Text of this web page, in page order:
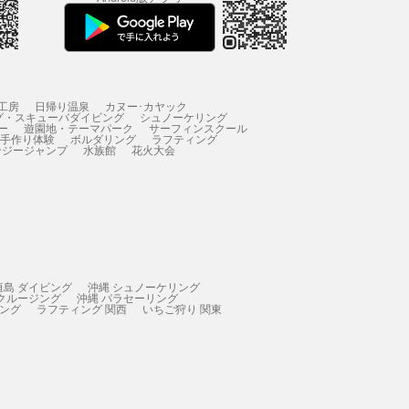
房 日帰り温泉 カヌー･カヤック
・スキューバダイビング シュノーケリング
遊園地・テーマパーク サーフィンスクール
作り体験 ボルダリング ラフティング
ージャンプ 水族館 花火大会
島 ダイビング 沖縄 シュノーケリング
ルージング 沖縄 パラセーリング
グ ラフティング 関西 いちご狩り 関東